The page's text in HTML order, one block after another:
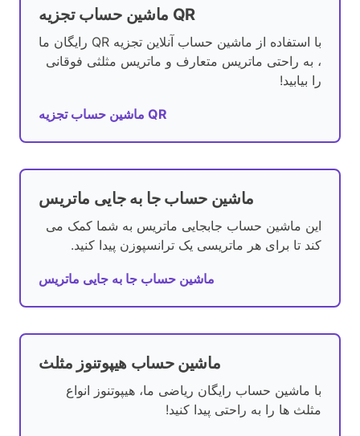
ماشین حساب تجزیه QR
با استفاده از ماشین حساب آنلاین تجزیه QR رایگان ما
، به راحتی ماتریس متعارف و ماتریس مثلثی فوقانی
را بیابید!
ماشین حساب تجزیه QR
ماشین حساب جا به جایی ماتریس
این ماشین حساب جابجایی ماتریس به شما کمک می
کند تا برای هر ماتریسی یک ترانسپوزن پیدا کنید.
ماشین حساب جا به جایی ماتریس
ماشین حساب هیپوتنوز مثلث
با ماشین حساب رایگان ریاضی ما، هیپوتنوز انواع
مثلث ها را به راحتی پیدا کنید!